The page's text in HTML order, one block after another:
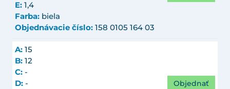
E: 1,4
Farba: biela
Objednávacie číslo: 158 0105 164 03
A: 15
B: 12
C: -
D: -
Objednať